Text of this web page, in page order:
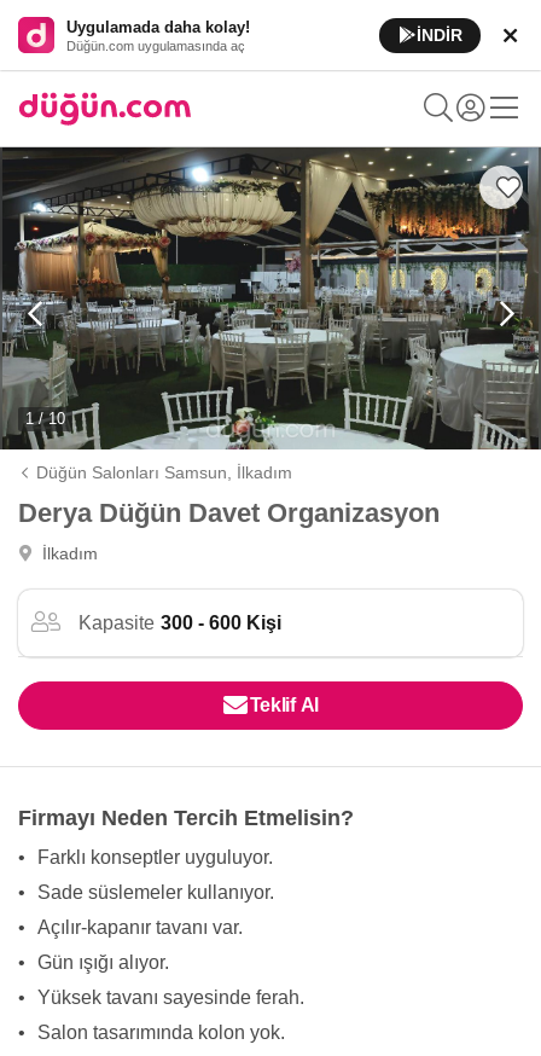
Uygulamada daha kolay!
Düğün.com uygulamasında aç
İNDİR
1 / 10
Düğün Salonları Samsun, İlkadım
Derya Düğün Davet Organizasyon
İlkadım
Kapasite 300 - 600 Kişi
Teklif Al
Firmayı Neden Tercih Etmelisin?
•
Farklı konseptler uyguluyor.
•
Sade süslemeler kullanıyor.
•
Açılır-kapanır tavanı var.
•
Gün ışığı alıyor.
•
Yüksek tavanı sayesinde ferah.
•
Salon tasarımında kolon yok.